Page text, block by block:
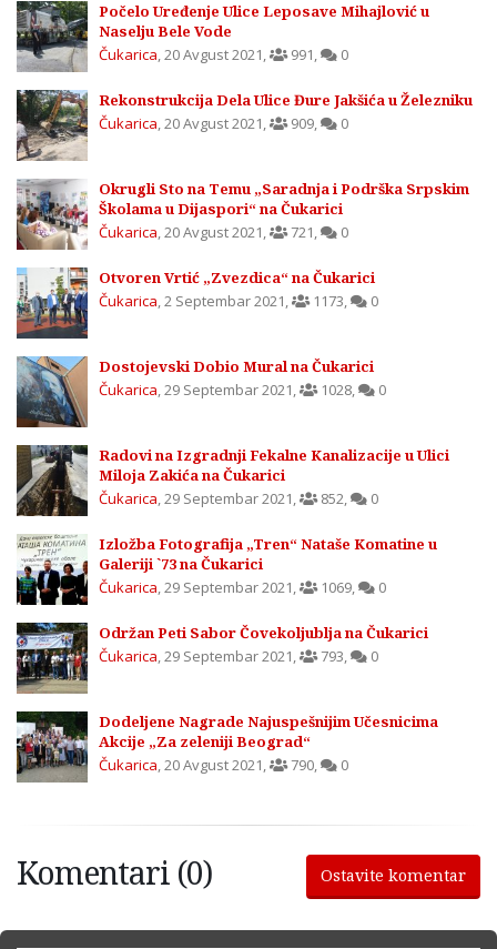
Počelo Uređenje Ulice Leposave Mihajlović u
Naselju Bele Vode
Čukarica,20 Avgust 2021, 991, 0
Rekonstrukcija Dela Ulice Đure Jakšića u Železniku
Čukarica,20 Avgust 2021, 909, 0
Okrugli Sto na Temu „Saradnja i Podrška Srpskim
Školama u Dijaspori“ na Čukarici
Čukarica,20 Avgust 2021, 721, 0
Otvoren Vrtić „Zvezdica“ na Čukarici
Čukarica,2 Septembar 2021, 1173, 0
Dostojevski Dobio Mural na Čukarici
Čukarica,29 Septembar 2021, 1028, 0
Radovi na Izgradnji Fekalne Kanalizacije u Ulici
Miloja Zakića na Čukarici
Čukarica,29 Septembar 2021, 852, 0
Izložba Fotografija „Tren“ Nataše Komatine u
Galeriji `73 na Čukarici
Čukarica,29 Septembar 2021, 1069, 0
Održan Peti Sabor Čovekoljublja na Čukarici
Čukarica,29 Septembar 2021, 793, 0
Dodeljene Nagrade Najuspešnijim Učesnicima
Akcije „Za zeleniji Beograd“
Čukarica,20 Avgust 2021, 790, 0
Komentari (0) Ostavite komentar